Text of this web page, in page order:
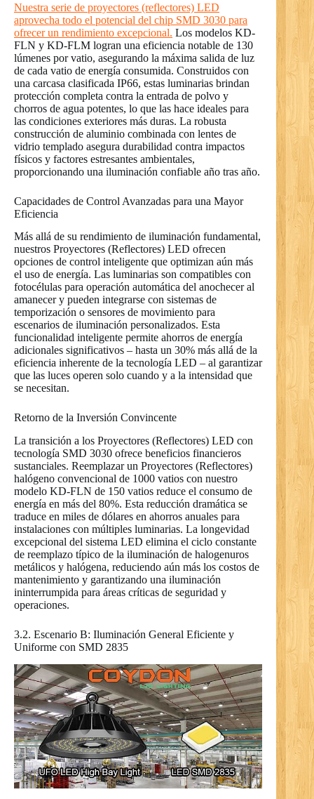
Nuestra serie de proyectores (reflectores) LED
aprovecha todo el potencial del chip SMD 3030 para
ofrecer un rendimiento excepcional. Los modelos KD-
FLN y KD-FLM logran una eficiencia notable de 130
lúmenes por vatio, asegurando la máxima salida de luz
de cada vatio de energía consumida. Construidos con
una carcasa clasificada IP66, estas luminarias brindan
protección completa contra la entrada de polvo y
chorros de agua potentes, lo que las hace ideales para
las condiciones exteriores más duras. La robusta
construcción de aluminio combinada con lentes de
vidrio templado asegura durabilidad contra impactos
físicos y factores estresantes ambientales,
proporcionando una iluminación confiable año tras año.
Capacidades de Control Avanzadas para una Mayor
Eficiencia
Más allá de su rendimiento de iluminación fundamental,
nuestros Proyectores (Reflectores) LED ofrecen
opciones de control inteligente que optimizan aún más
el uso de energía. Las luminarias son compatibles con
fotocélulas para operación automática del anochecer al
amanecer y pueden integrarse con sistemas de
temporización o sensores de movimiento para
escenarios de iluminación personalizados. Esta
funcionalidad inteligente permite ahorros de energía
adicionales significativos – hasta un 30% más allá de la
eficiencia inherente de la tecnología LED – al garantizar
que las luces operen solo cuando y a la intensidad que
se necesitan.
Retorno de la Inversión Convincente
La transición a los Proyectores (Reflectores) LED con
tecnología SMD 3030 ofrece beneficios financieros
sustanciales. Reemplazar un Proyectores (Reflectores)
halógeno convencional de 1000 vatios con nuestro
modelo KD-FLN de 150 vatios reduce el consumo de
energía en más del 80%. Esta reducción dramática se
traduce en miles de dólares en ahorros anuales para
instalaciones con múltiples luminarias. La longevidad
excepcional del sistema LED elimina el ciclo constante
de reemplazo típico de la iluminación de halogenuros
metálicos y halógena, reduciendo aún más los costos de
mantenimiento y garantizando una iluminación
ininterrumpida para áreas críticas de seguridad y
operaciones.
3.2. Escenario B: Iluminación General Eficiente y
Uniforme con SMD 2835